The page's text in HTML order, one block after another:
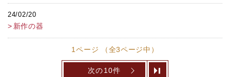
24/02/20
新作の器
1ページ （全3ページ中）
次の10件